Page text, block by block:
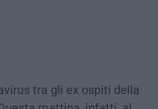
tra gli ex ospiti della